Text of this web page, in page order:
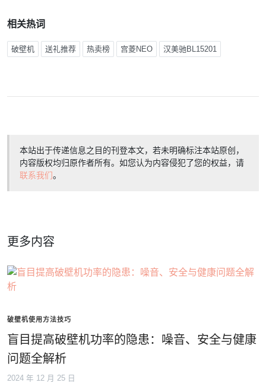
相关热词
破壁机 送礼推荐 热卖榜 宫菱NEO 汉美驰BL15201
本站出于传递信息之目的刊登本文，若未明确标注本站原创，
内容版权均归原作者所有。如您认为内容侵犯了您的权益，请
联系我们。
更多内容
破壁机使用方法技巧
盲目提高破壁机功率的隐患：噪音、安全与健康
问题全解析
2024 年 12 月 25 日